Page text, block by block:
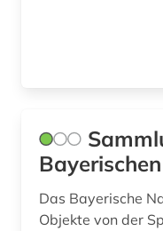
Das Bayerische
Objekte von der